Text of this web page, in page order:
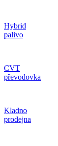
Hybrid
palivo
CVT
převodovka
Kladno
prodejna